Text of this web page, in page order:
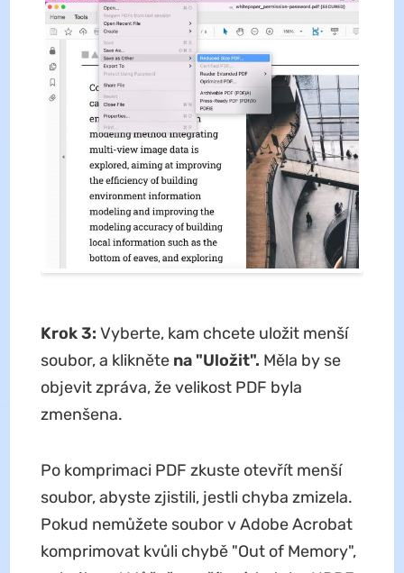
Krok 3: Vyberte, kam chcete uložit menší
soubor, a klikněte na "Uložit". Měla by se
objevit zpráva, že velikost PDF byla
zmenšena.
Po komprimaci PDF zkuste otevřít menší
soubor, abyste zjistili, jestli chyba zmizela.
Pokud nemůžete soubor v Adobe Acrobat
komprimovat kvůli chybě "Out of Memory",